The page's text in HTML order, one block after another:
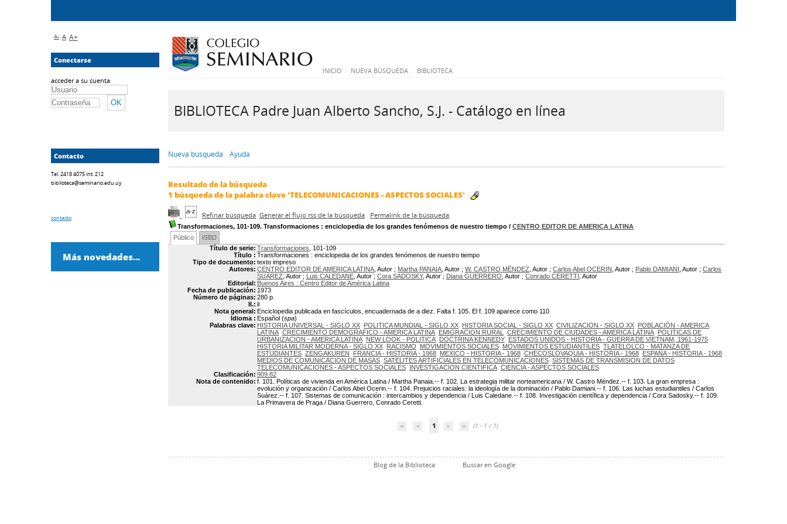
INICIO NUEVA BÚSQUEDA BIBLIOTECA
BIBLIOTECA Padre Juan Alberto Sancho, S.J. - Catálogo en línea
Nueva búsqueda Ayuda
Resultado de la búsqueda
1 búsqueda de la palabra clave'TELECOMUNICACIONES - ASPECTOS SOCIALES'
Refinar búsqueda Generar el flujo rss de la búsqueda Permalink de la búsqueda
Transformaciones, 101-109. Transformaciones : enciclopedia de los grandes fenómenos de nuestro tiempo / CENTRO EDITOR DE AMERICA LATINA
Público
ISBD
Título de serie: Transformaciones , 101-109
Título : Transformaciones : enciclopedia de los grandes fenómenos de nuestro tiempo
Tipo de documento: texto impreso
Autores: CENTRO EDITOR DE AMERICA LATINA , Autor ; Martha PANAIA , Autor ; W. CASTRO MÉNDEZ , Autor ; Carlos Abel OCERIN , Autor ; Pablo DAMIANI , Autor ; Carlos
SUÁREZ , Autor ; Luis CALEDANE , Autor ; Cora SADOSKY, Autor ; Diana GUERRERO , Autor ; Conrado CERETTI , Autor
Editorial: Buenos Aires : Centro Editor de América Latina
Fecha de publicación: 1973
Número de páginas: 280 p.
Il.: il
Nota general: Enciclopedia publicada en fascículos, encuadernada de a diez. Falta f. 105. El f. 109 aparece como 110
Idioma : Español (spa)
Palabras clave: HISTORIA UNIVERSAL - SIGLO XX POLITICA MUNDIAL - SIGLO XX HISTORIA SOCIAL - SIGLO XX CIVILIZACION - SIGLO XX POBLACIÓN - AMERICA
LATINA CRECIMIENTO DEMOGRAFICO - AMERICA LATINA EMIGRACION RURAL CRECIMIENTO DE CIUDADES - AMERICA LATINA POLITICAS DE
URBANIZACION - AMERICA LATINA NEW LOOK - POLITICA DOCTRINA KENNEDY ESTADOS UNIDOS - HISTORIA - GUERRA DE VIETNAM, 1961-1975
HISTORIA MILITAR MODERNA - SIGLO XX RACISMO MOVIMIENTOS SOCIALES MOVIMIENTOS ESTUDIANTILES TLATELOLCO - MATANZA DE
ESTUDIANTES ZENGAKUREN FRANCIA - HISTORIA - 1968 MEXICO - HISTORIA - 1968 CHECOSLOVAQUIA - HISTORIA - 1968 ESPAÑA - HISTORIA - 1968
MEDIOS DE COMUNICACION DE MASAS SATELITES ARTIFICIALES EN TELECOMUNICACIONES SISTEMAS DE TRANSMISION DE DATOS
TELECOMUNICACIONES - ASPECTOS SOCIALES INVESTIGACION CIENTIFICA CIENCIA - ASPECTOS SOCIALES
Clasificación: 909.82
Nota de contenido: f. 101. Políticas de vivienda en América Latina / Martha Panaia.-- f. 102. La estrategia militar norteamericana / W. Castro Méndez.-- f. 103. La gran empresa :
evolución y organización / Carlos Abel Ocerin.-- f. 104. Prejuicios raciales: la ideología de la dominación / Pablo Damiani.-- f. 106. Las luchas estudiantiles / Carlos
Suárez.-- f. 107. Sistemas de comunicación : intercambios y dependencia / Luis Caledane.-- f. 108. Investigación científica y dependencia / Cora Sadosky.-- f. 109.
La Primavera de Praga / Diana Guerrero, Conrado Ceretti.
1 (1 - 1 / 1)
Blog de la Biblioteca Buscar en Google
A- A A+
Conectarse
acceder a su cuenta
Contacto
Tel. 2418 4075 int. 212
biblioteca@seminario.edu.uy
contacto
Más novedades...